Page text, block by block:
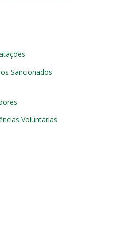
Sancionados
Voluntárias